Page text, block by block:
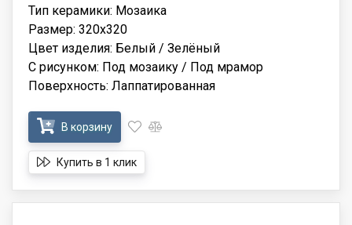
Тип керамики: Мозаика
Размер: 320x320
Цвет изделия: Белый / Зелёный
С рисунком: Под мозаику / Под мрамор
Поверхность: Лаппатированная
В корзину
Купить в 1 клик